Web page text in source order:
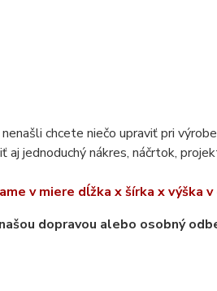
chcete niečo upraviť pri
jednoduchý nákres, náčrtok,
v miere dĺžka x šírka x výška
dopravou alebo osobný